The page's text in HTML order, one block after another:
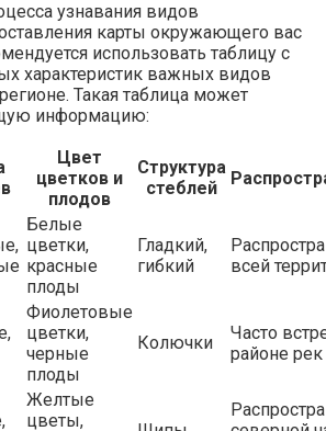
узнавания видов
карты окружающего вас
использовать таблицу с
характеристик важных видов
Такая таблица может
информацию:
Цвет
цветков и
плодов
Структура
стеблей
Белые
цветки,
красные
плоды
Гладкий,
гибкий
всей
Фиолетовые
цветки,
черные
плоды
Колючки
Часто
районе рек
Желтые
цветы,